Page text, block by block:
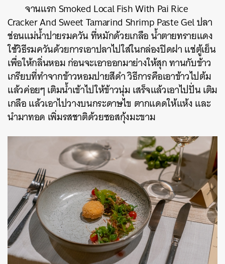
จานแรกSmoked Local Fish With Pai Rice
Cracker And Sweet Tamarind Shrimp Paste Gel ปลา
ช่อนแม่น้ำปายรมควัน ที่หมักด้วยเกลือ น้ำตายทรายแดง
ใช้วิธีรมควันด้วยการเอาปลาไปใส่ในกล่องปิดฝา แช่ตู้เย็น
เพื่อให้กลิ่นหอม ก่อนจะเอาออกมาย่างให้สุก ทานกับข้าว
เกรียบที่ทำจากข้าวหอมปายสีดำ วิธีการคือเอาข้าวไปต้ม
แล้วค่อยๆ เติมน้ำเข้าไปให้ข้าวนุ่ม เสร็จแล้วเอาไปปั่น เติม
เกลือ แล้วเอาไปวางบนกระดาษไข ตากแดดให้แห้ง และ
นำมาทอด เพิ่มรสชาติด้วยซอสกุ้งมะขาม